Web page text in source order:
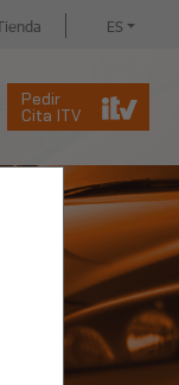
ES
Pedir
Cita ITV